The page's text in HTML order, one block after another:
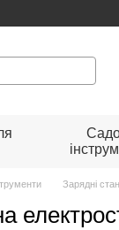
Зарядні